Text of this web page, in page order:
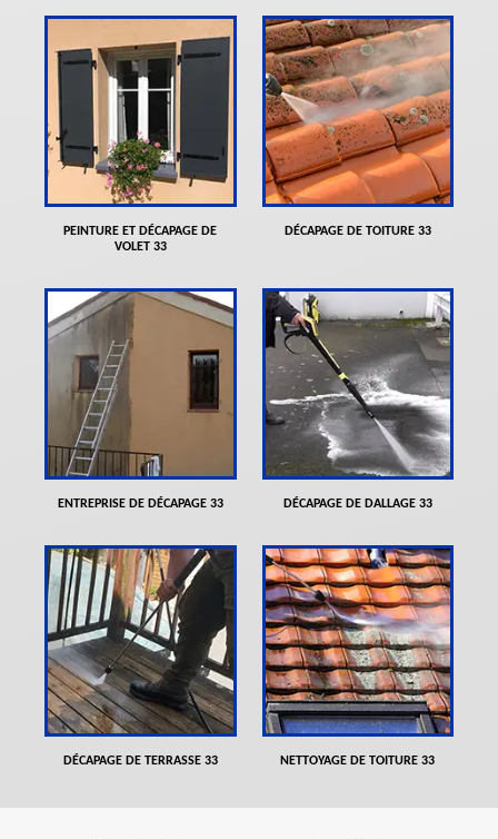
PEINTURE ET DÉCAPAGE DE
VOLET 33
DÉCAPAGE DE TOITURE 33
ENTREPRISE DE DÉCAPAGE 33 DÉCAPAGE DE DALLAGE 33
DÉCAPAGE DE TERRASSE 33 NETTOYAGE DE TOITURE 33